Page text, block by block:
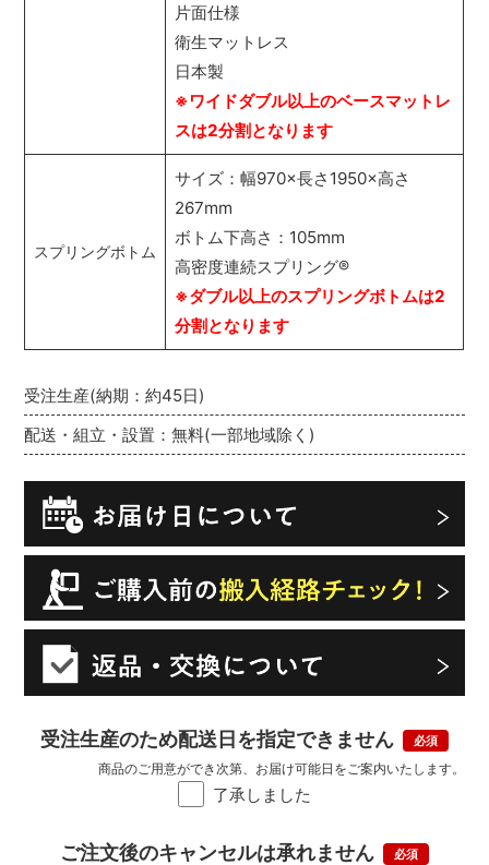
受注生産(納期：約45日)
配送・組立・設置：無料(一部地域除く)
受注生産のため配送日を指定できません
了承しました
商品のご用意ができ次第、お届け可能日をご案内いたします。
ご注文後のキャンセルは承れません
片面仕様
衛生マットレス
日本製
※ワイドダブル以上のベースマットレ
スは2分割となります
スプリングボトム
サイズ：幅970×長さ1950×高さ
267mm
ボトム下高さ：105mm
高密度連続スプリング®
※ダブル以上のスプリングボトムは2
分割となります